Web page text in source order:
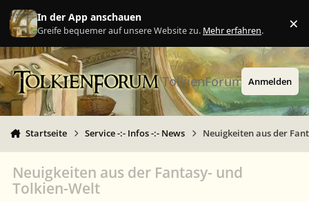
Zu Inhalt springen
In der App anschauen
Greife bequemer auf unsere Website zu. Mehr erfahren. ×
TolkienForum Anmelden
Startseite Service -:- Infos -:- News Neuigkeiten aus der
Neuigkeiten aus der Fantasy- und
Tolkien-Welt